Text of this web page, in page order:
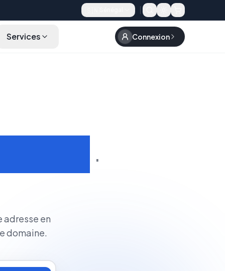
Services Connexion
·
adresse en
domaine.
FAQ Rechercher un Domaine